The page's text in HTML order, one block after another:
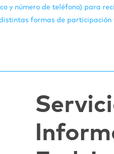
y número de teléfono) para
formas de